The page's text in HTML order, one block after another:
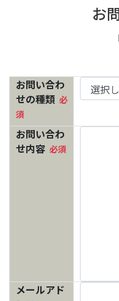
お